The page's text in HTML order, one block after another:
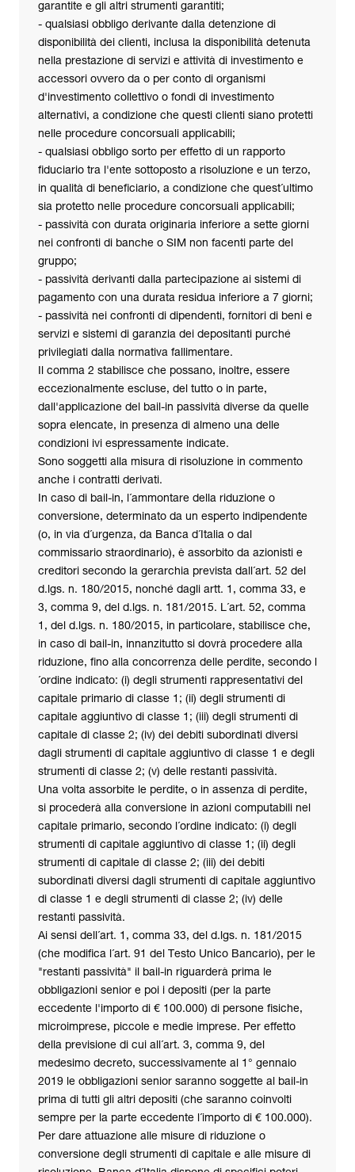
garantite e gli altri strumenti garantiti;
- qualsiasi obbligo derivante dalla detenzione di
disponibilità dei clienti, inclusa la disponibilità detenuta
nella prestazione di servizi e attività di investimento e
accessori ovvero da o per conto di organismi
d'investimento collettivo o fondi di investimento
alternativi, a condizione che questi clienti siano protetti
nelle procedure concorsuali applicabili;
- qualsiasi obbligo sorto per effetto di un rapporto
fiduciario tra l'ente sottoposto a risoluzione e un terzo,
in qualità di beneficiario, a condizione che quest´ultimo
sia protetto nelle procedure concorsuali applicabili;
- passività con durata originaria inferiore a sette giorni
nei confronti di banche o SIM non facenti parte del
gruppo;
- passività derivanti dalla partecipazione ai sistemi di
pagamento con una durata residua inferiore a 7 giorni;
- passività nei confronti di dipendenti, fornitori di beni e
servizi e sistemi di garanzia dei depositanti purché
privilegiati dalla normativa fallimentare.
Il comma 2 stabilisce che possano, inoltre, essere
eccezionalmente escluse, del tutto o in parte,
dall'applicazione del bail-in passività diverse da quelle
sopra elencate, in presenza di almeno una delle
condizioni ivi espressamente indicate.
Sono soggetti alla misura di risoluzione in commento
anche i contratti derivati.
In caso di bail-in, l´ammontare della riduzione o
conversione, determinato da un esperto indipendente
(o, in via d´urgenza, da Banca d´Italia o dal
commissario straordinario), è assorbito da azionisti e
creditori secondo la gerarchia prevista dall´art. 52 del
d.lgs. n. 180/2015, nonché dagli artt. 1, comma 33, e
3, comma 9, del d.lgs. n. 181/2015. L´art. 52, comma
1, del d.lgs. n. 180/2015, in particolare, stabilisce che,
in caso di bail-in, innanzitutto si dovrà procedere alla
riduzione, fino alla concorrenza delle perdite, secondo l
´ordine indicato: (i) degli strumenti rappresentativi del
capitale primario di classe 1; (ii) degli strumenti di
capitale aggiuntivo di classe 1; (iii) degli strumenti di
capitale di classe 2; (iv) dei debiti subordinati diversi
dagli strumenti di capitale aggiuntivo di classe 1 e degli
strumenti di classe 2; (v) delle restanti passività.
Una volta assorbite le perdite, o in assenza di perdite,
si procederà alla conversione in azioni computabili nel
capitale primario, secondo l´ordine indicato: (i) degli
strumenti di capitale aggiuntivo di classe 1; (ii) degli
strumenti di capitale di classe 2; (iii) dei debiti
subordinati diversi dagli strumenti di capitale aggiuntivo
di classe 1 e degli strumenti di classe 2; (iv) delle
restanti passività.
Ai sensi dell´art. 1, comma 33, del d.lgs. n. 181/2015
(che modifica l´art. 91 del Testo Unico Bancario), per le
"restanti passività" il bail-in riguarderà prima le
obbligazioni senior e poi i depositi (per la parte
eccedente l'importo di € 100.000) di persone fisiche,
microimprese, piccole e medie imprese. Per effetto
della previsione di cui all´art. 3, comma 9, del
medesimo decreto, successivamente al 1° gennaio
2019 le obbligazioni senior saranno soggette al bail-in
prima di tutti gli altri depositi (che saranno coinvolti
sempre per la parte eccedente l´importo di € 100.000).
Per dare attuazione alle misure di riduzione o
conversione degli strumenti di capitale e alle misure di